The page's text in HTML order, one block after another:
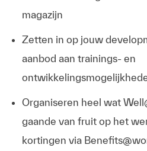
magazijn
Zetten in op jouw
aanbod aan trainings- en
Organiseren heel wat
gaande van fruit op het
kortingen via